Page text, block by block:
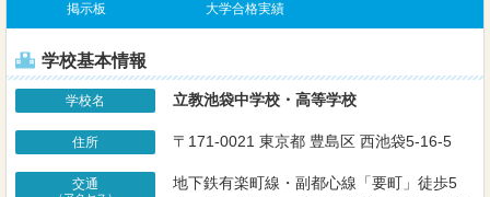
掲示板 大学合格実績
学校基本情報
学校名 立教池袋中学校・高等学校
住所 〒171-0021 東京都 豊島区 西池袋5-16-5
交通
地下鉄有楽町線・副都心線「要町」徒歩5